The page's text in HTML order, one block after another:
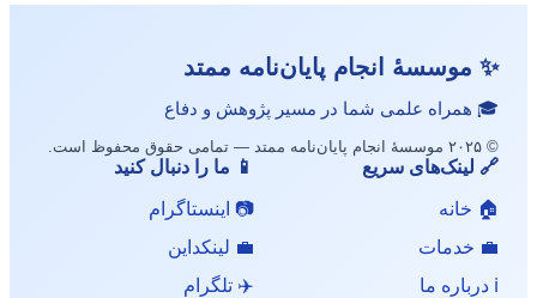
✨ موسسهٔ انجام پایان‌نامه ممتد
🎓 همراه علمی شما در مسیر پژوهش و دفاع
© ۲۰۲۵ موسسهٔ انجام پایان‌نامه ممتد — تمامی حقوق محفوظ است.
🔗 لینک‌های سریع
🏠 خانه
💼 خدمات
ℹ️ درباره ما
📱 ما را دنبال کنید
📷 اینستاگرام
💼 لینکداین
✈️ تلگرام